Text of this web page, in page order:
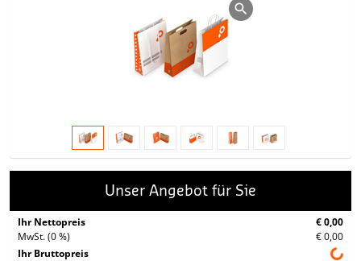
Unser Angebot für Sie
Ihr Nettopreis
€ 0,00
MwSt. (0 %)
€ 0,00
Ihr Bruttopreis